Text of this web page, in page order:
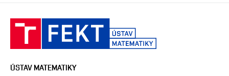
ÚSTAV MATEMATIKY